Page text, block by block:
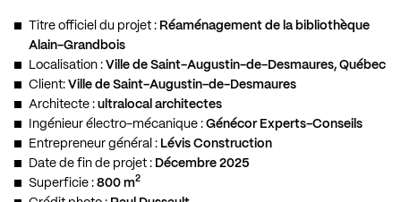
Titre officiel du projet : Réaménagement de la bibliothèque
Alain-Grandbois
Localisation : Ville de Saint-Augustin-de-Desmaures, Québec
Client: Ville de Saint-Augustin-de-Desmaures
Architecte : ultralocal architectes
Ingénieur électro-mécanique : Génécor Experts-Conseils
Entrepreneur général : Lévis Construction
Date de fin de projet : Décembre 2025
Superficie : 800 m2